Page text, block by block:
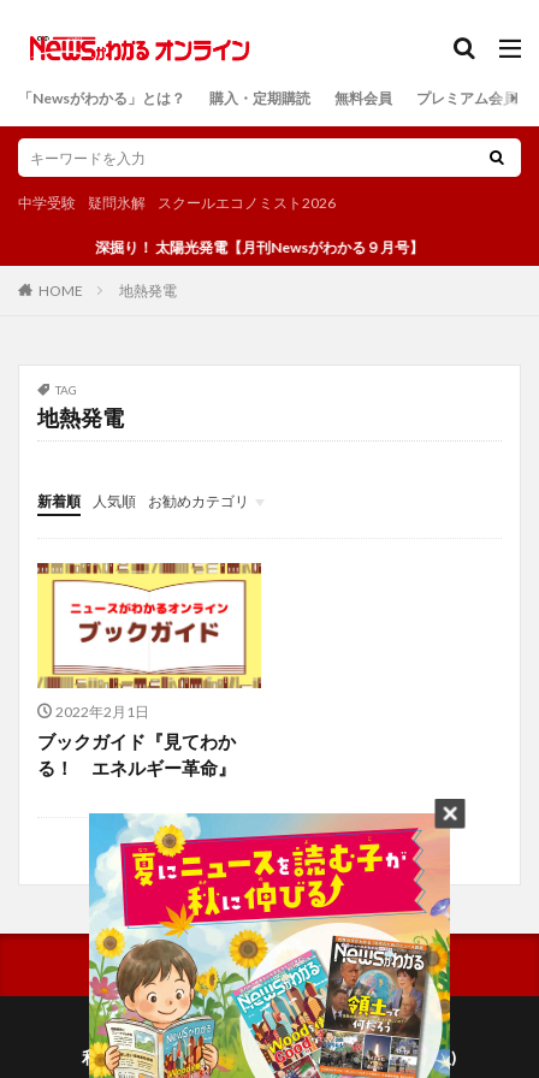
「Newsがわかる」とは？ 購入・定期購読 無料会員 プレミアム会員
中学受験 疑問氷解 スクールエコノミスト2026
深掘り！ 太陽光発電【月刊Newsがわかる９月号】
HOME 地熱発電
TAG
地熱発電
新着順 人気順
お勧めカテゴリ
投稿
学び
マンガ
電子書籍
2022年2月1日
ブックガイド『見てわか
る！ エネルギー革命』
利用規約
プライバシーポリシー(毎日新聞出版)
検索